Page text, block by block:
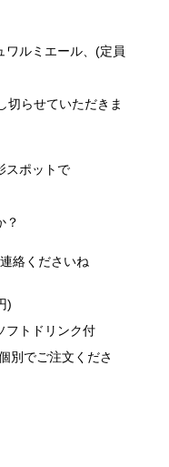
ワルミエール、(定員
切らせていただきま
スポットで
？
絡くださいね
)
フトドリンク付
別でご注文くださ